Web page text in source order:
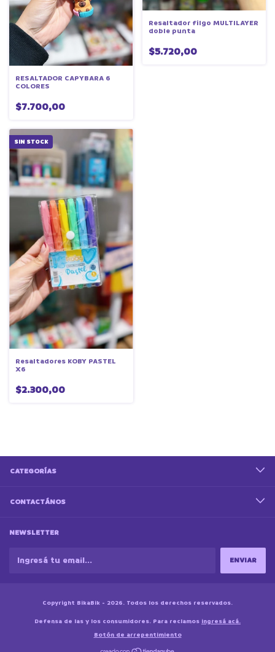
RESALTADOR CAPYBARA 6
COLORES
$7.700,00
Resaltador filgo MULTILAYER
doble punta
$5.720,00
SIN STOCK
Resaltadores KOBY PASTEL
X6
$2.300,00
CATEGORÍAS
CONTACTÁNOS
NEWSLETTER
Copyright BikaBik - 2026. Todos los derechos reservados.
Defensa de las y los consumidores. Para reclamos ingresá acá.
Botón de arrepentimiento